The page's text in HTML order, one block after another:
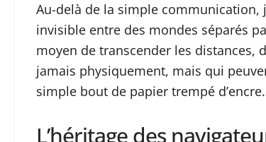
Au-delà de la simple
invisible entre des mondes séparés
moyen de transcender les distances,
jamais physiquement, mais qui
simple bout de papier trempé d’encre.
L’héritage des